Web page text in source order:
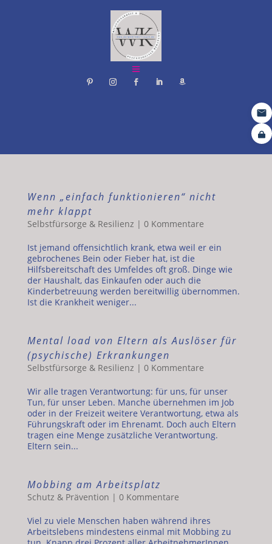
Wenn „einfach funktionieren“ nicht
mehr klappt
Selbstfürsorge & Resilienz | 0 Kommentare
Ist jemand offensichtlich krank, etwa weil er ein
gebrochenes Bein oder Fieber hat, ist die
Hilfsbereitschaft des Umfeldes oft groß. Dinge wie
der Haushalt, das Einkaufen oder auch die
Kinderbetreuung werden bereitwillig übernommen.
Ist die Krankheit weniger...
Mental load von Eltern als Auslöser für
(psychische) Erkrankungen
Selbstfürsorge & Resilienz | 0 Kommentare
Wir alle tragen Verantwortung: für uns, für unser
Tun, für unser Leben. Manche übernehmen im Job
oder in der Freizeit weitere Verantwortung, etwa als
Führungskraft oder im Ehrenamt. Doch auch Eltern
tragen eine Menge zusätzliche Verantwortung.
Eltern sein...
Mobbing am Arbeitsplatz
Schutz & Prävention | 0 Kommentare
Viel zu viele Menschen haben während ihres
Arbeitslebens mindestens einmal mit Mobbing zu